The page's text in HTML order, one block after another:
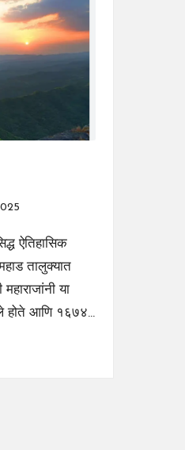
ऐतिहासिक
तालुक्यात
या
होते आणि १६७४…